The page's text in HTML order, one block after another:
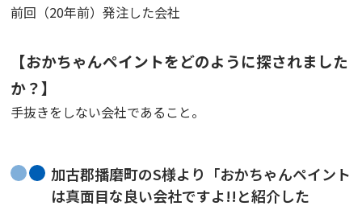
前回（20年前）発注した会社
【おかちゃんペイントをどのように探されました
か？】
手抜きをしない会社であること。
加古郡播磨町のS様より「おかちゃんペイント
は真面目な良い会社ですよ!!と紹介した